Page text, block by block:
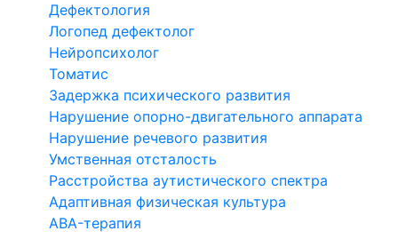
Дефектология
Логопед дефектолог
Нейропсихолог
Томатис
Задержка психического развития
Нарушение опорно-двигательного аппарата
Нарушение речевого развития
Умственная отсталость
Расстройства аутистического спектра
Адаптивная физическая культура
ABA-терапия